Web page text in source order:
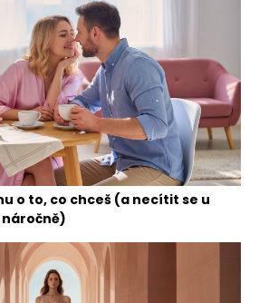
o to, co chceš (a necítit se u